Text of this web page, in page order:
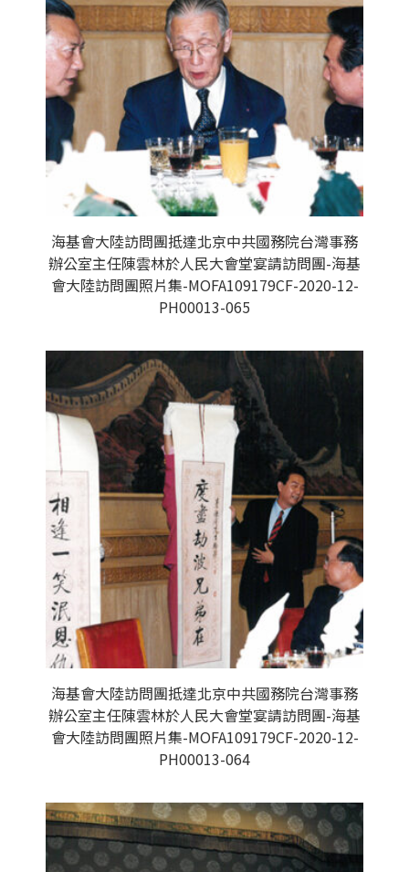
海基會大陸訪問團抵達北京中共國務院台灣事務
辦公室主任陳雲林於人民大會堂宴請訪問團-海基
會大陸訪問團照片集-MOFA109179CF-2020-12-
PH00013-065
海基會大陸訪問團抵達北京中共國務院台灣事務
辦公室主任陳雲林於人民大會堂宴請訪問團-海基
會大陸訪問團照片集-MOFA109179CF-2020-12-
PH00013-064